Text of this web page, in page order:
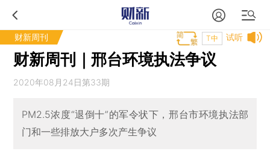
财新周刊 试听
T中
财新周刊｜邢台环境执法争议
2020年08月24日第33期
PM2.5浓度“退倒十”的军令状下，邢台市环境执法部
门和一些排放大户多次产生争议